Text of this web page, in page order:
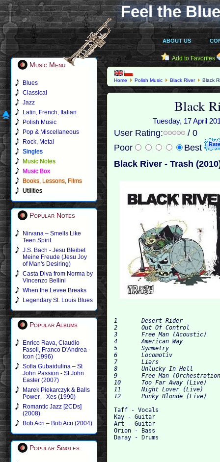
Feel the
ABOUT US
Music Menu
Blues
Classical
Jazz
Latin, French, Italian
Polish Music
Pop & Miscellaneous
Rock, Metal
Singles
Music Notes
Music Box
Books, Lessons, Films
Utilities
Popular Notes
Nirvana – Smells Like
Teen Spirit
J.S. Bach - Jesu Bleibet
Meine Freude (Jesu Joy
of Man's Desiring)
Casta Diva from Norma by
Vincenzo Bellini
When the Levee Breaks
Legendary St. Louis Blues
Popular Albums
Enrico Rava, Claudio
Fasoli, Franco D'Andrea -
Icon (1996)
Sofia Gubaidulina – St
John Passion - St John
Easter (2007)
Marek Piekarczyk & Balls
Power – Xes (1990)
Romantic Jazz [2CDs]
(2008)
Bob Acri – Bob Acri (2004)
Popular Singles
Add to Favorites
Home Polish Music Black River Black
Black
Tuesday, 17 April
User Rating:
/ 0
Poor
Best
Black River - Trash
1 	Desert Rider
2 	Out Of Control
3 	Free Man (Acoustic)
4 	American Way
5 	Symmetry
6 	Locomotiv
7 	Liars
8 	Unlucky In Hell
9 	Free Man (Orchestration)
10 	Too Far Away (Live)
11 	Night Lover (Live)
Taff - Vocals
Kay - Guitar
Art - Guitar
Orion - Bass